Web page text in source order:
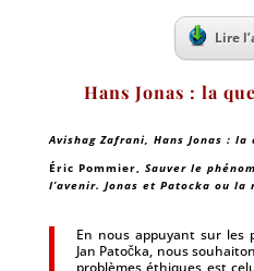
Lire
Hans Jonas : la
Avishag Zafrani, Hans Jonas : la
Éric Pommier, Sauver le
l’avenir. Jonas et Patocka ou
En nous appuyant sur les
Jan Patočka, nous
problèmes éthiques est